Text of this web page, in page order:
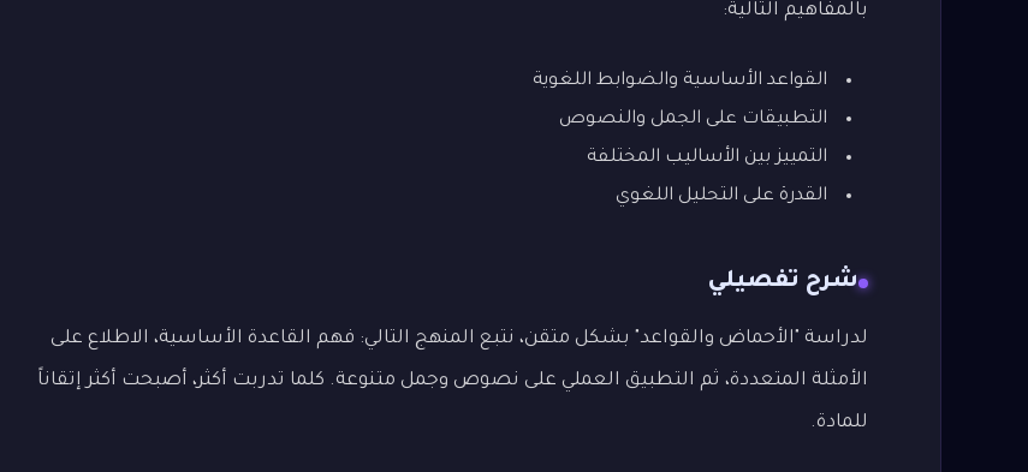
بالمفاهيم التالية:
القواعد الأساسية والضوابط اللغوية
التطبيقات على الجمل والنصوص
التمييز بين الأساليب المختلفة
القدرة على التحليل اللغوي
شرح تفصيلي
لدراسة "الأحماض والقواعد" بشكل متقن، نتبع المنهج التالي: فهم القاعدة الأساسية، الاطلاع على
الأمثلة المتعددة، ثم التطبيق العملي على نصوص وجمل متنوعة. كلما تدربت أكثر، أصبحت أكثر إتقاناً
للمادة.